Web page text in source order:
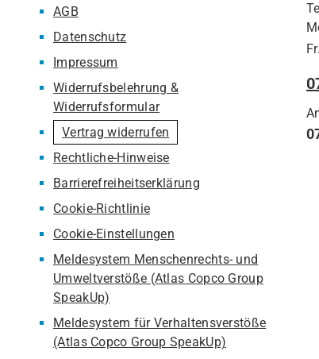
AGB
Datenschutz
Impressum
Widerrufsbelehrung &
Widerrufsformular
Vertrag widerrufen
Rechtliche-Hinweise
Barrierefreiheitserklärung
Cookie-Richtlinie
Cookie-Einstellungen
Meldesystem Menschenrechts- und
Umweltverstöße (Atlas Copco Group
SpeakUp)
Meldesystem für Verhaltensverstöße
(Atlas Copco Group SpeakUp)